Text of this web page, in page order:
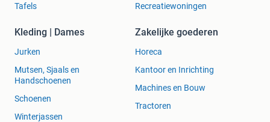
Tafels
Recreatiewoningen
Kleding | Dames
Jurken
Mutsen, Sjaals en
Handschoenen
Schoenen
Winterjassen
Zakelijke goederen
Horeca
Kantoor en Inrichting
Machines en Bouw
Tractoren